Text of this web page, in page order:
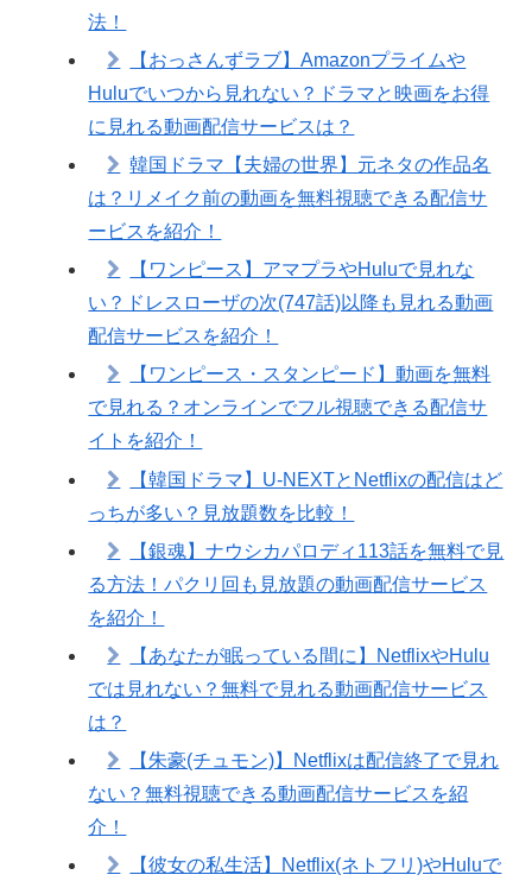
法！
【おっさんずラブ】Amazonプライムや
Huluでいつから見れない？ドラマと映画をお得
に見れる動画配信サービスは？
韓国ドラマ【夫婦の世界】元ネタの作品名
は？リメイク前の動画を無料視聴できる配信サ
ービスを紹介！
【ワンピース】アマプラやHuluで見れな
い？ドレスローザの次(747話)以降も見れる動画
配信サービスを紹介！
【ワンピース・スタンピード】動画を無料
で見れる？オンラインでフル視聴できる配信サ
イトを紹介！
【韓国ドラマ】U-NEXTとNetflixの配信はど
っちが多い？見放題数を比較！
【銀魂】ナウシカパロディ113話を無料で見
る方法！パクリ回も見放題の動画配信サービス
を紹介！
【あなたが眠っている間に】NetflixやHulu
では見れない？無料で見れる動画配信サービス
は？
【朱豪(チュモン)】Netflixは配信終了で見れ
ない？無料視聴できる動画配信サービスを紹
介！
【彼女の私生活】Netflix(ネトフリ)やHuluで